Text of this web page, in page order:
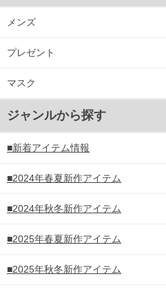
メンズ
プレゼント
マスク
ジャンルから探す
■新着アイテム情報
■2024年春夏新作アイテム
■2024年秋冬新作アイテム
■2025年春夏新作アイテム
■2025年秋冬新作アイテム